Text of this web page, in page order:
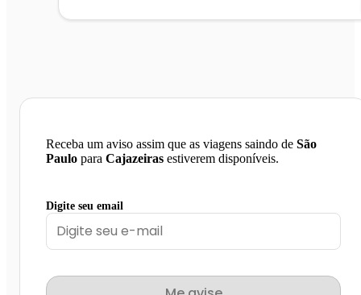
Receba um aviso assim que as viagens saindo de São
Paulo para Cajazeiras estiverem disponíveis.
Digite seu email